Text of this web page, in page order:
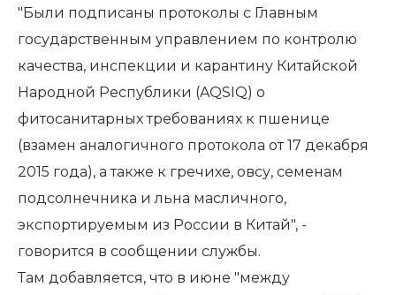
"Были подписаны протоколы с Главным
государственным управлением по контролю
качества, инспекции и карантину Китайской
Народной Республики (AQSIQ) о
фитосанитарных требованиях к пшенице
(взамен аналогичного протокола от 17 декабря
2015 года), а также к гречихе, овсу, семенам
подсолнечника и льна масличного,
экспортируемым из России в Китай", -
говорится в сообщении службы.
Там добавляется, что в июне "между